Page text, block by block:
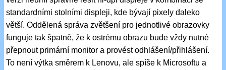
standardními stolními displeji, kde bývají pixely daleko
větší. Oddělená správa zvětšení pro jednotlivé obrazovky
funguje tak špatně, že k ostrému obrazu bude vždy nutné
přepnout primární monitor a provést odhlášení/přihlášení.
To není výtka směrem k Lenovu, ale spíše k Microsoftu a